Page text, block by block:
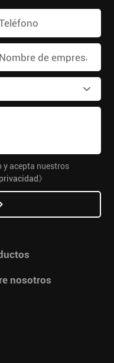
y acepta nuestros
》
nosotros